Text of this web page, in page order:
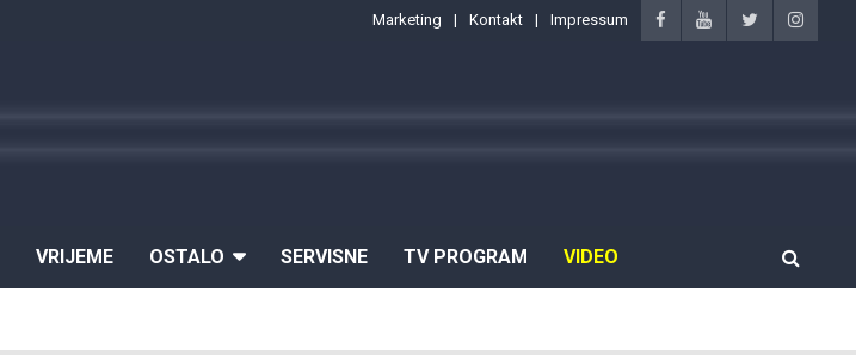
Marketing Kontakt Impressum
VRIJEME OSTALO SERVISNE TV PROGRAM VIDEO